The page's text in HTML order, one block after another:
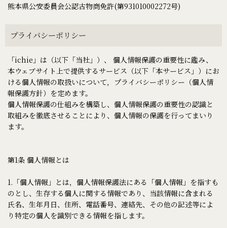
熊本県公安委員会公認古物商免許(第931010002272号)
プライバシーポリシー
「ichie」は（以下「当社」）、 個人情報保護の重要性に鑑み、
本ウェブサイト上で提供するサービス（以下「本サービス」）にお
ける個人情報の取扱いについて，プライバシーポリシー（個人情
報保護方針）を定めます。
個人情報保護の仕組みを構築し、個人情報保護の重要性の認識と
取組みを徹底させることにより、個人情報の保護を行ってまいり
ます。
第1条 個人情報とは
1.「個人情報」とは，個人情報保護法にある「個人情報」を指すも
のとし、生存する個人に関する情報であり、当該情報に含まれる
氏名、生年月日、住所、電話番号、連絡先、その他の記述等によ
り特定の個人を識別できる情報を指します。